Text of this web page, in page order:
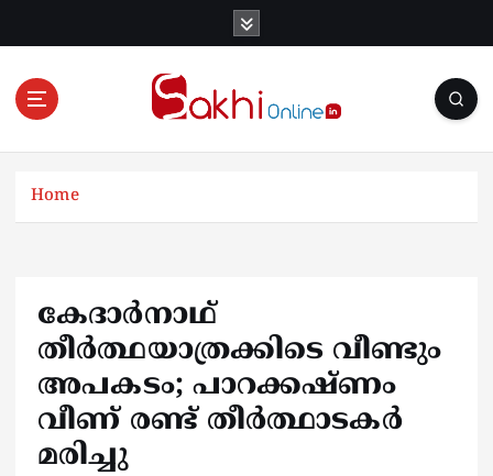
Online News Portal
Home
കേദാർനാഥ്
തീർത്ഥയാത്രക്കിടെ വീണ്ടും
അപകടം; പാറക്കഷ്ണം
വീണ് രണ്ട് തീർത്ഥാടകർ
മരിച്ചു